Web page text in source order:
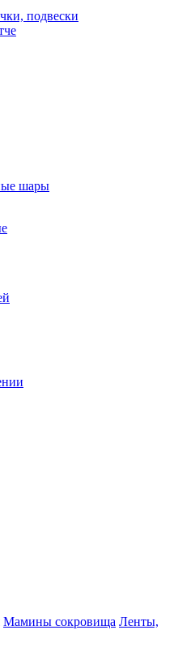
подвески
шары
Мамины сокровища Ленты,